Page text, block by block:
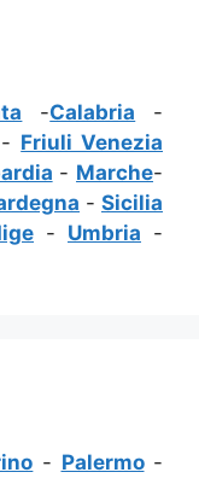
-Calabria -
- Friuli Venezia
- Marche-
- Sicilia
- Umbria -
- Palermo-